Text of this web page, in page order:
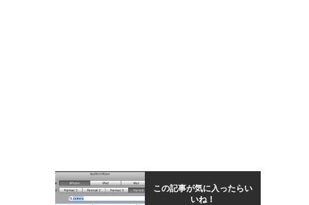
この記事が気に入ったらい
いね！